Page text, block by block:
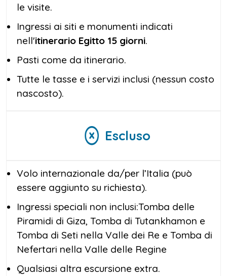
le visite.
Ingressi ai siti e monumenti indicati
nell'itinerario Egitto 15 giorni.
Pasti come da itinerario.
Tutte le tasse e i servizi inclusi (nessun costo
nascosto).
Escluso
Volo internazionale da/per l’Italia (può
essere aggiunto su richiesta).
Ingressi speciali non inclusi:Tomba delle
Piramidi di Giza, Tomba di Tutankhamon e
Tomba di Seti nella Valle dei Re e Tomba di
Nefertari nella Valle delle Regine
Qualsiasi altra escursione extra.